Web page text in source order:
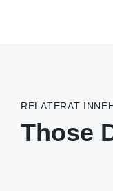
RELATERAT
Those